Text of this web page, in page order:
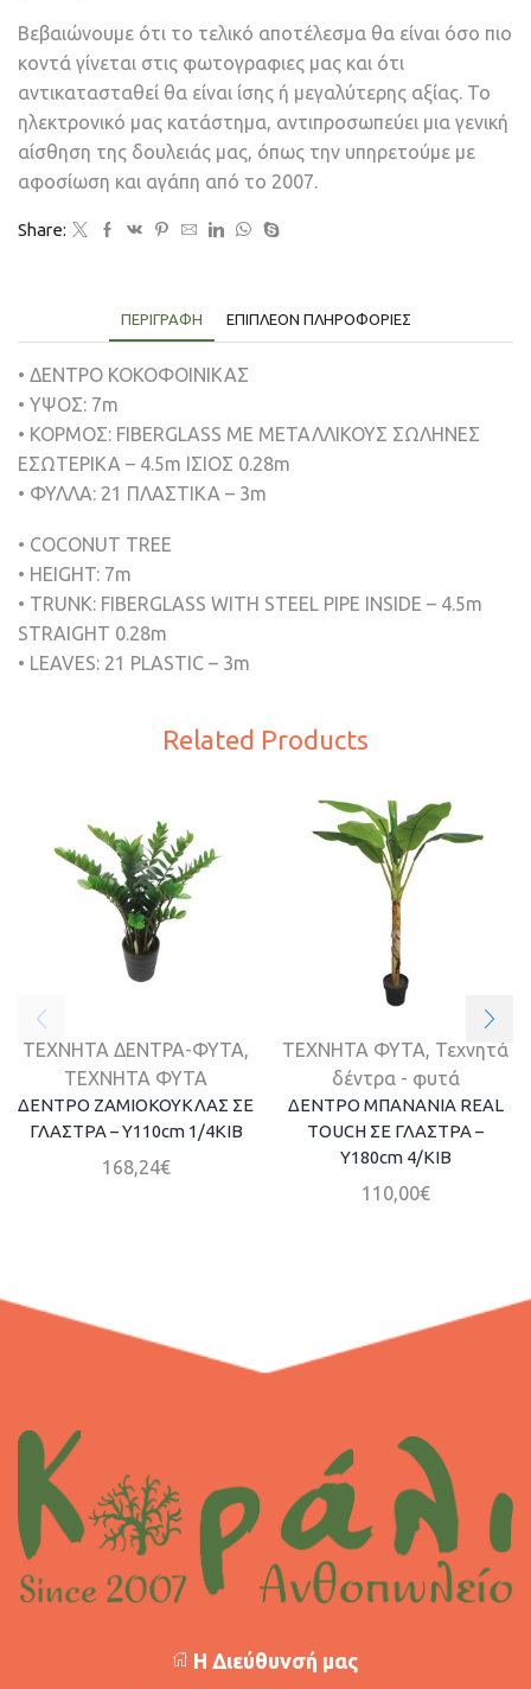
Βεβαιώνουμε ότι το τελικό αποτέλεσμα θα είναι όσο πιο
κοντά γίνεται στις φωτογραφιες μας και ότι
αντικατασταθεί θα είναι ίσης ή μεγαλύτερης αξίας. Το
ηλεκτρονικό μας κατάστημα, αντιπροσωπεύει μια γενική
αίσθηση της δουλειάς μας, όπως την υπηρετούμε με
αφοσίωση και αγάπη από το 2007.
Share:
ΠΕΡΙΓΡΑΦΉ ΕΠΙΠΛΈΟΝ ΠΛΗΡΟΦΟΡΊΕΣ
• ΔΕΝΤΡΟ ΚΟΚΟΦΟΙΝΙΚΑΣ
• ΥΨΟΣ: 7m
• ΚΟΡΜΟΣ: FIBERGLASS ΜΕ ΜΕΤΑΛΛΙΚΟΥΣ ΣΩΛΗΝΕΣ
ΕΣΩΤΕΡΙΚΑ – 4.5m ΙΣΙΟΣ 0.28m
• ΦΥΛΛΑ: 21 ΠΛΑΣΤΙΚΑ – 3m
• COCONUT TREE
• HEIGHT: 7m
• TRUNK: FIBERGLASS WITH STEEL PIPE INSIDE – 4.5m
STRAIGHT 0.28m
• LEAVES: 21 PLASTIC – 3m
Related Products
ΤΕΧΝΗΤΑ ΔΕΝΤΡΑ-ΦΥΤΑ,
ΤΕΧΝΗΤΑ ΦΥΤΑ
ΔΕΝΤΡΟ ΖΑΜΙΟΚΟΥΚΛΑΣ ΣΕ
ΓΛΑΣΤΡΑ – Y110cm 1/4KIB
168,24€
ΤΕΧΝΗΤΑ ΦΥΤΑ, Τεχνητά
δέντρα - φυτά
ΔΕΝΤΡΟ ΜΠΑΝΑΝΙΑ REAL
TOUCH ΣΕ ΓΛΑΣΤΡΑ –
Υ180cm 4/ΚΙΒ
110,00€
Η Διεύθυνσή μας